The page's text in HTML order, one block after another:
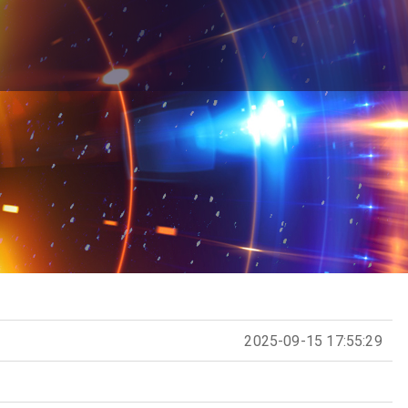
2025-09-15 17:55:29